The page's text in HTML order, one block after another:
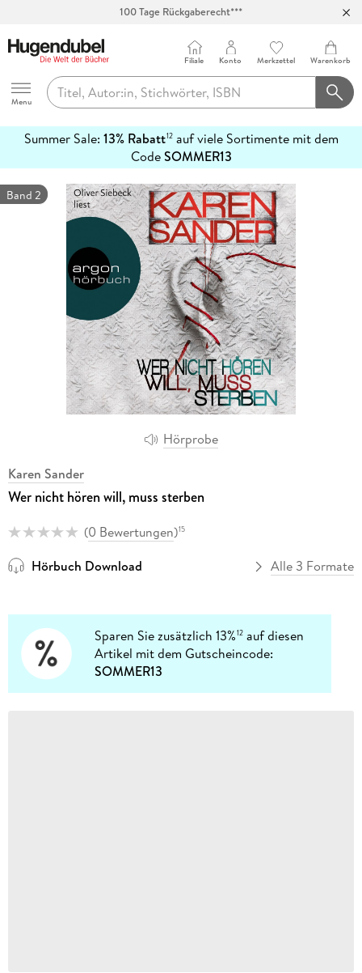
Hugendubel
Menu
Filiale Konto Merkzettel Warenkorb
Summer Sale: 13% Rabatt12auf viele Sortimente mit dem
CodeSOMMER13
erfahren
Hörprobe
Band 2
Karen Sander
Wer nicht hören will, muss sterben
(0 Bewertungen)15
Hörbuch Download Alle 3 Formate
Sparen Sie zusätzlich 13%12 auf diesen
Artikel mit dem Gutscheincode:
SOMMER13